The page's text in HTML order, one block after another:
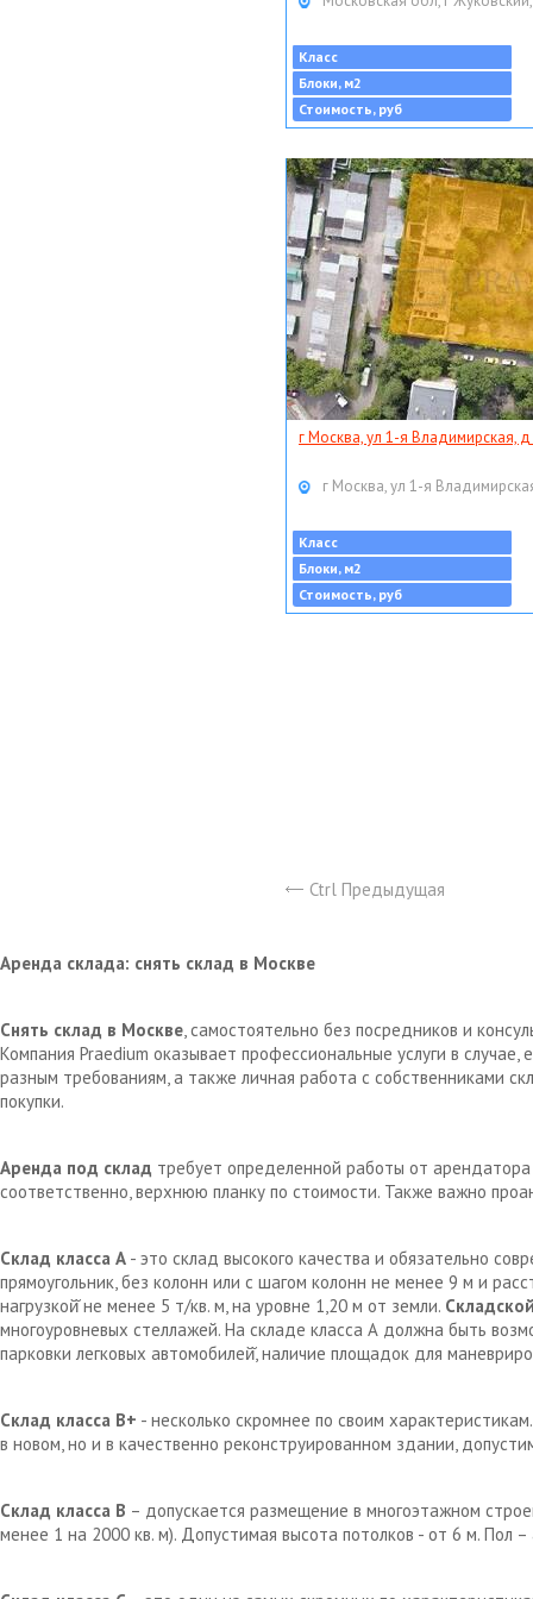
Класс
Блоки, м2
Стоимость, руб
г Москва, ул 1-я Владимирская, д
г Москва, ул 1-я
Класс
Блоки, м2
Стоимость, руб
Ctrl Предыдущая
Аренда склада: снять склад в Москве
Снять склад в Москве, самостоятельно без посредников и
Компания Praedium оказывает профессиональные услуги в
разным требованиям, а также личная работа с собственниками
покупки.
Аренда под склад требует определенной работы от
соответственно, верхнюю планку по стоимости. Также важно
Склад класса А - это склад высокого качества и обязательно
прямоугольник, без колонн или с шагом колонн не менее 9 м и
нагрузкой̆ не менее 5 т/кв. м, на уровне 1,20 м от земли.
многоуровневых стеллажей. На складе класса А должна быть
парковки легковых автомобилей̆, наличие площадок для
Склад класса В+ - несколько скромнее по своим
в новом, но и в качественно реконструированном здании,
Склад класса В – допускается размещение в многоэтажном
менее 1 на 2000 кв. м). Допустимая высота потолков - от 6 м. Пол